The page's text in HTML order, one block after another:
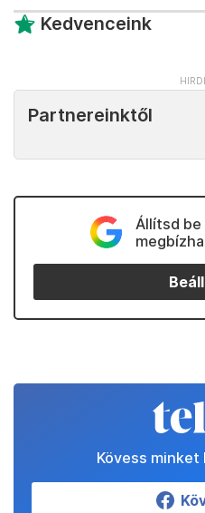
Kedvenceink
Partnereinktől
Állítsd be
Kövess minket